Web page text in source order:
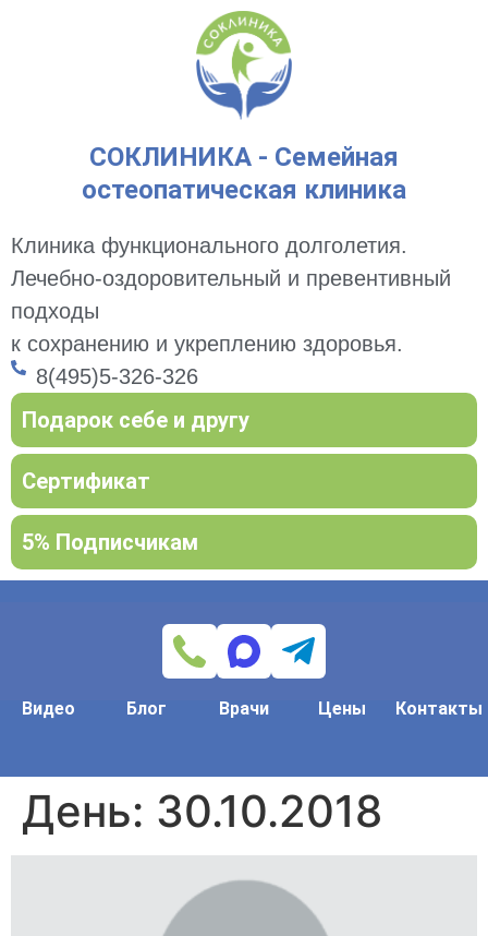
СОКЛИНИКА - Семейная
остеопатическая клиника
Клиника функционального долголетия.
Лечебно-оздоровительный и превентивный
подходы
к сохранению и укреплению здоровья.
8(495)5-326-326
Подарок себе и другу
Сертификат
5% Подписчикам
Видео Блог Врачи Цены Контакты
День: 30.10.2018